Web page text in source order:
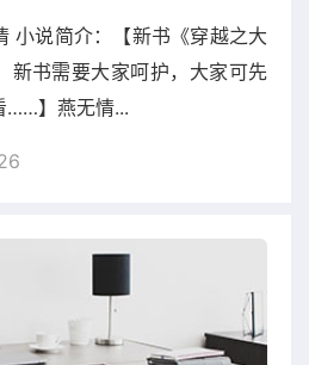
新书需要大家呵护，大家可先
……】燕无情...